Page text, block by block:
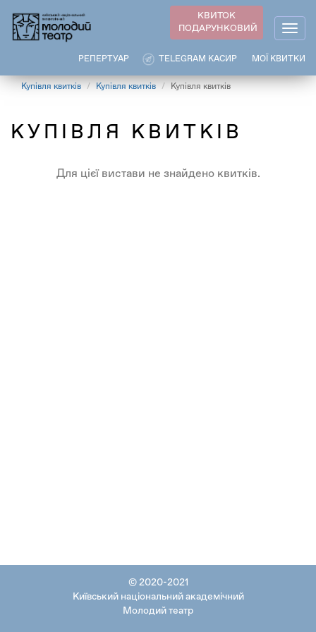
основного
КВИТОК
ПОДАРУНКОВИЙ
МОЇ КВИТКИ
TELEGRAM КАСИР
РЕПЕРТУАР
Купівля квитків Купівля квитків Купівля квитків
КУПІВЛЯ КВИТКІВ
Для цієї вистави не знайдено квитків.
© 2020-2021
Київський національний академічний
Молодий театр